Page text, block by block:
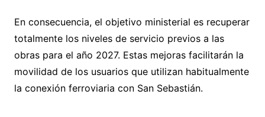
En consecuencia, el objetivo ministerial es recuperar
totalmente los niveles de servicio previos a las
obras para el año 2027. Estas mejoras facilitarán la
movilidad de los usuarios que utilizan habitualmente
la conexión ferroviaria con San Sebastián.